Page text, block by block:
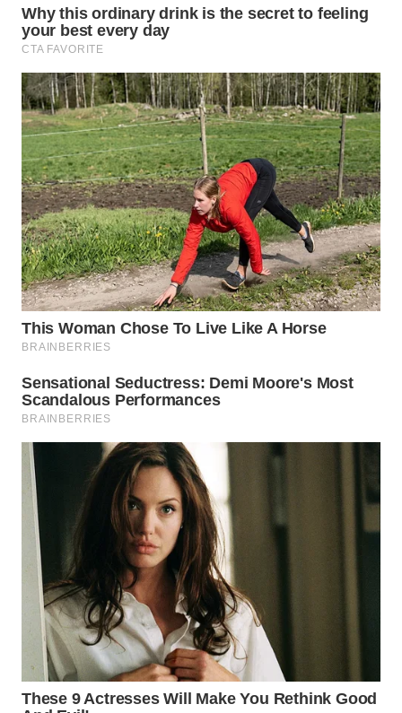
KUNINGAN
WN
MAJALENGKA
WN
SUBANG
WN
SUKABUMI
WN
PURWAKARTA
WN
PRIANGAN
WN
SEMARANG
SOLO
BOROBUDUR
WN
MADURA
WN
SURABAYA